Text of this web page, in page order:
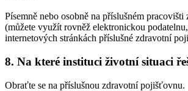
Písemně nebo osobně na příslušném
(můžete využít rovněž elektronickou
internetových stránkách příslušné zdravotní
8. Na které instituci životní situaci
Obraťte se na příslušnou zdravotní pojišťovnu.